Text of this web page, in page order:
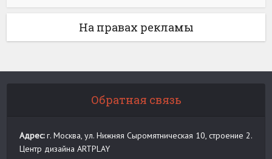
На правах рекламы
Обратная связь
Адрес:г. Москва, ул. Нижняя Сыромятническая 10, строение 2.
Центр дизайна ARTPLAY